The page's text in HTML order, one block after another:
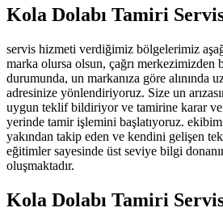
Kola Dolabı Tamiri
servis hizmeti verdiğimiz bölgelerimiz
marka olursa olsun, çağrı merkezimizden
durumunda, un markanıza göre alınında
adresinize yönlendiriyoruz. Size un
uygun teklif bildiriyor ve tamirine karar
yerinde tamir işlemini başlatıyoruz.
yakından takip eden ve kendini gelişen
eğitimler sayesinde üst seviye bilgi
oluşmaktadır.
Kola Dolabı Tamiri